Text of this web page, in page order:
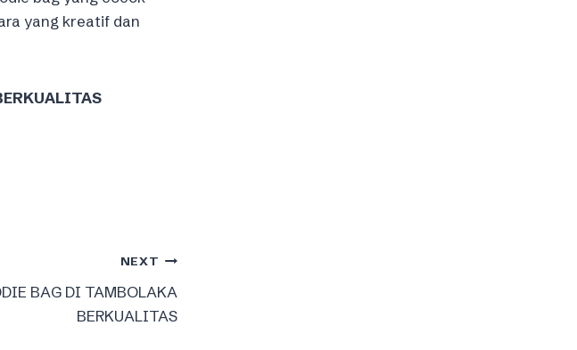
yang kreatif dan
NEXT
BAG DI TAMBOLAKA
BERKUALITAS